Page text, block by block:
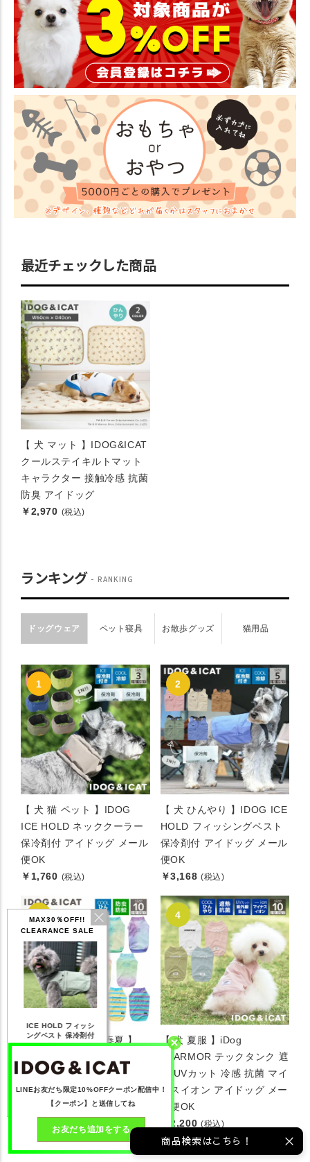
MAX30％OFF!!
CLEARANCE SALE
ッククーラー 保冷剤
付
円(税込み)
詳しく見る
テックタンク 遮熱
UVカット
【20％OFF】2,200
円(税込み)
詳しく見る
リフレッシングバンダ
【20％OFF】1,144
詳しく見る
ひんや
最近チェックした商品
【 犬 マット 】IDOG&ICAT
クールステイキルトマット
キャラクター 接触冷感 抗菌
防臭 アイドッグ
￥2,970 (税込)
ランキング RANKING
ドッグウェア ペット寝具 お散歩グッズ 猫用品
【 犬 猫 ペット 】IDOG
ICE HOLD ネッククーラー
保冷剤付 アイドッグ メール
便OK
￥1,760 (税込)
【 犬 ひんやり 】IDOG ICE
HOLD フィッシングベスト
保冷剤付 アイドッグ メール
便OK
￥3,168 (税込)
【 防虫 涼感 犬服 春夏 】
リントタンク 接触冷感 防蚊
アイドッグ メール便OK
￥2,112
(税込)
【 犬 夏服 】iDog
UVARMOR テックタンク 遮
熱 UVカット 冷感 抗菌 マイ
ナスイオン アイドッグ メー
ル便OK
￥2,200 (税込)
LINEお友だち限定10%OFFクーポン配信中！
【クーポン】と送信してね
お友だち追加をする
商品検索はこちら！